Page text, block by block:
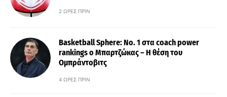
2 ΏΡΕΣ ΠΡΙΝ
Basketball Sphere: No. 1 στα coach power
rankings ο Μπαρτζώκας – Η θέση του
Ομπράντοβιτς
4 ΏΡΕΣ ΠΡΙΝ